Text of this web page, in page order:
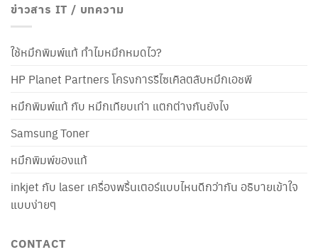
ข่าวสาร IT / บทความ
ใช้หมึกพิมพ์แท้ ทำไมหมึกหมดไว?
HP Planet Partners โครงการรีไซเคิลตลับหมึกเอชพี
หมึกพิมพ์แท้ กับ หมึกเทียบเท่า แตกต่างกันยังไง
Samsung Toner
หมึกพิมพ์ของแท้
inkjet กับ laser เครื่องพริ้นเตอร์แบบไหนดีกว่ากัน อธิบายเข้าใจ
แบบง่ายๆ
CONTACT